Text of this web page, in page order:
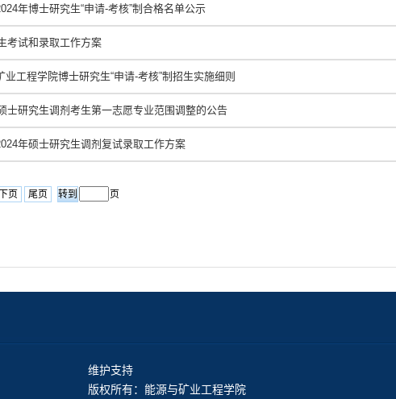
年博士研究生“申请-考核”制合格名单公示
考试和录取工作方案
工程学院博士研究生“申请-考核”制招生实施细则
士研究生调剂考生第一志愿专业范围调整的公告
年硕士研究生调剂复试录取工作方案
下页 尾页 页
维护支持
版权所有：能源与矿业工程学院